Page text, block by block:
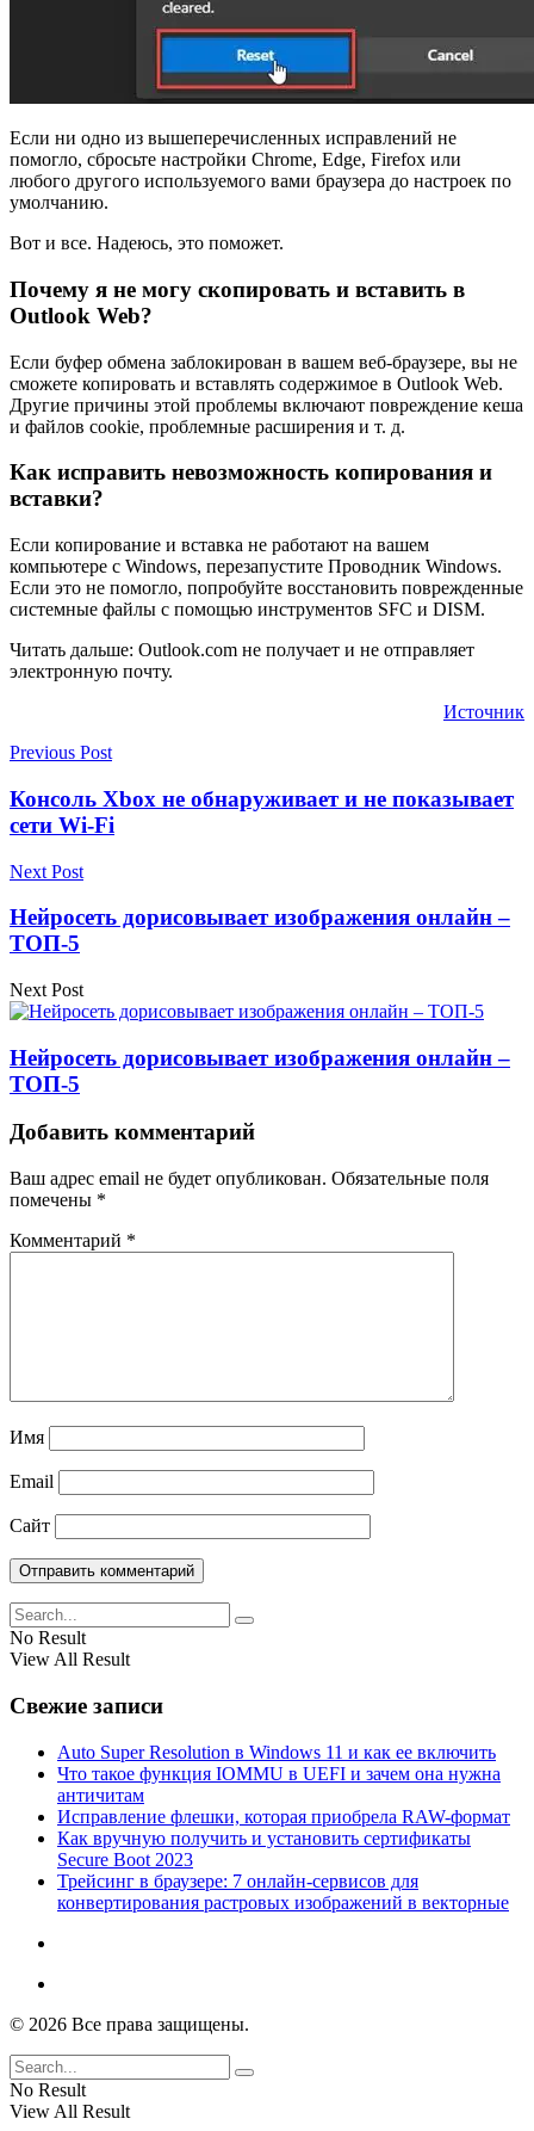
Если ни одно из вышеперечисленных исправлений не
помогло, сбросьте настройки Chrome, Edge, Firefox или
любого другого используемого вами браузера до настроек по
умолчанию.
Вот и все. Надеюсь, это поможет.
Почему я не могу скопировать и вставить в
Outlook Web?
Если буфер обмена заблокирован в вашем веб-браузере, вы не
сможете копировать и вставлять содержимое в Outlook Web.
Другие причины этой проблемы включают повреждение кеша
и файлов cookie, проблемные расширения и т. д.
Как исправить невозможность копирования и
вставки?
Если копирование и вставка не работают на вашем
компьютере с Windows, перезапустите Проводник Windows.
Если это не помогло, попробуйте восстановить поврежденные
системные файлы с помощью инструментов SFC и DISM.
Читать дальше: Outlook.com не получает и не отправляет
электронную почту.
Источник
Previous Post
Консоль Xbox не обнаруживает и не показывает
сети Wi-Fi
Next Post
Нейросеть дорисовывает изображения онлайн –
ТОП-5
Next Post
Нейросеть дорисовывает изображения онлайн –
ТОП-5
Добавить комментарий
Ваш адрес email не будет опубликован. Обязательные поля
помечены *
Комментарий *
Имя
Email
Сайт
No Result
View All Result
Свежие записи
Auto Super Resolution в Windows 11 и как ее включить
Что такое функция IOMMU в UEFI и зачем она нужна
античитам
Исправление флешки, которая приобрела RAW-формат
Как вручную получить и установить сертификаты
Secure Boot 2023
Трейсинг в браузере: 7 онлайн-сервисов для
конвертирования растровых изображений в векторные
© 2026 Все права защищены.
No Result
View All Result